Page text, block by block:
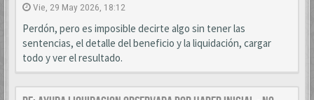
Vie, 29 May 2026, 18:12
Perdón, pero es imposible decirte algo sin tener las
sentencias, el detalle del beneficio y la liquidación, cargar
todo y ver el resultado.